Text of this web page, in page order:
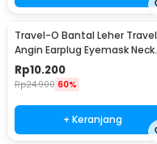
Travel-O Bantal Leher Travel
Angin Earplug Eyemask Neck
Pillow - RH20
Rp10.200
Rp24.900 60%
+ Keranjang